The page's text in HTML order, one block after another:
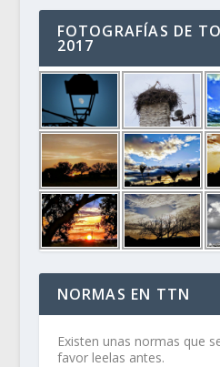
FOTOGRAFÍAS DE
2017
NORMAS EN TTN
Existen unas normas que
favor leelas antes.